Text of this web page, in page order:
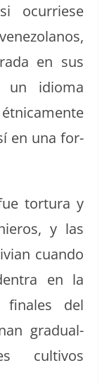
ocur­riese
en sus
un idioma
en una for­
tor­tu­ra y
y las
cuan­do
en la
finales del
grad­ual­
cul­tivos